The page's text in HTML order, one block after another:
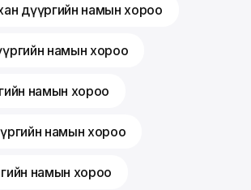
дүүргийн намын хороо
намын хороо
намын хороо
намын хороо
намын хороо